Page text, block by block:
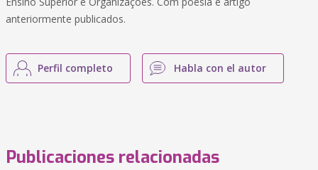
anteriormente publicados.
Perfil completo Habla con el autor
Publicaciones relacionadas